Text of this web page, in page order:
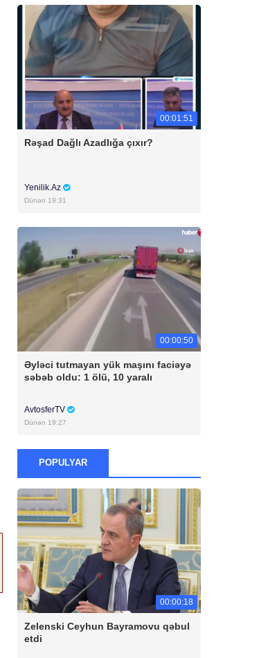
00:01:51
Rəşad Dağlı Azadlığa çıxır?
Yenilik.Az
Dünən 19:31
00:00:50
Əyləci tutmayan yük maşını faciəyə
səbəb oldu: 1 ölü, 10 yaralı
AvtosferTV
Dünən 19:27
POPULYAR
00:00:18
Zelenski Ceyhun Bayramovu qəbul
etdi